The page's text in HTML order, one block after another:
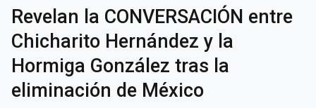
Revelan la CONVERSACIÓN entre
Chicharito Hernández y la
Hormiga González tras la
eliminación de México